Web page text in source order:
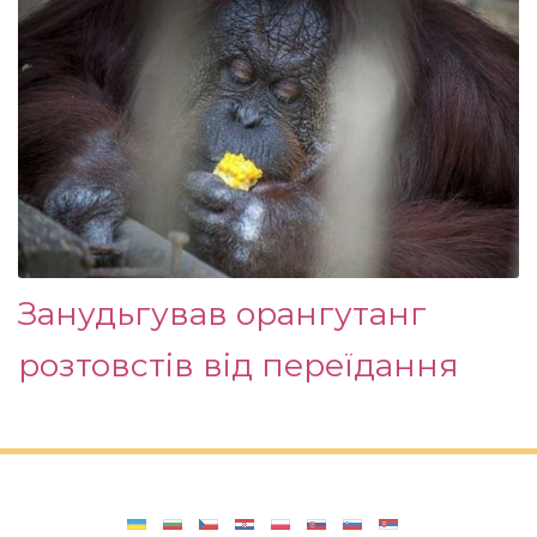
Занудьгував орангутанг
розтовстів від переїдання